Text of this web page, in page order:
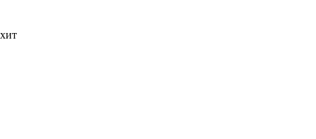
хит